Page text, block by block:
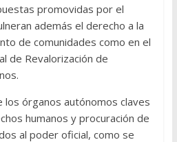
promovidas por el
además el derecho a la
de comunidades como en el
de Revalorización de
los órganos autónomos claves
humanos y procuración de
al poder oficial, como se